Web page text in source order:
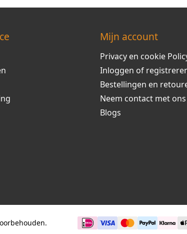
Mijn account
Privacy en cookie
Inloggen of
Bestellingen en
Neem contact met
Blogs